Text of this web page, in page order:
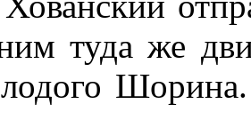
туда же